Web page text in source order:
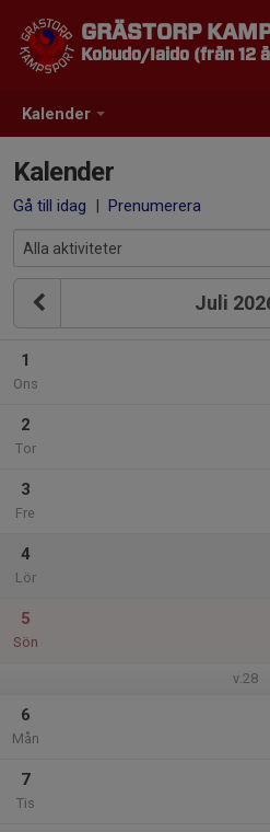
Kalender
GRÄSTORP
Kobudo/Iaido (från 12
Kalender
Gå till idag | Prenumerera
Juli
1
Ons
2
Tor
3
Fre
4
Lör
5
Sön
v.28
6
Mån
7
Tis